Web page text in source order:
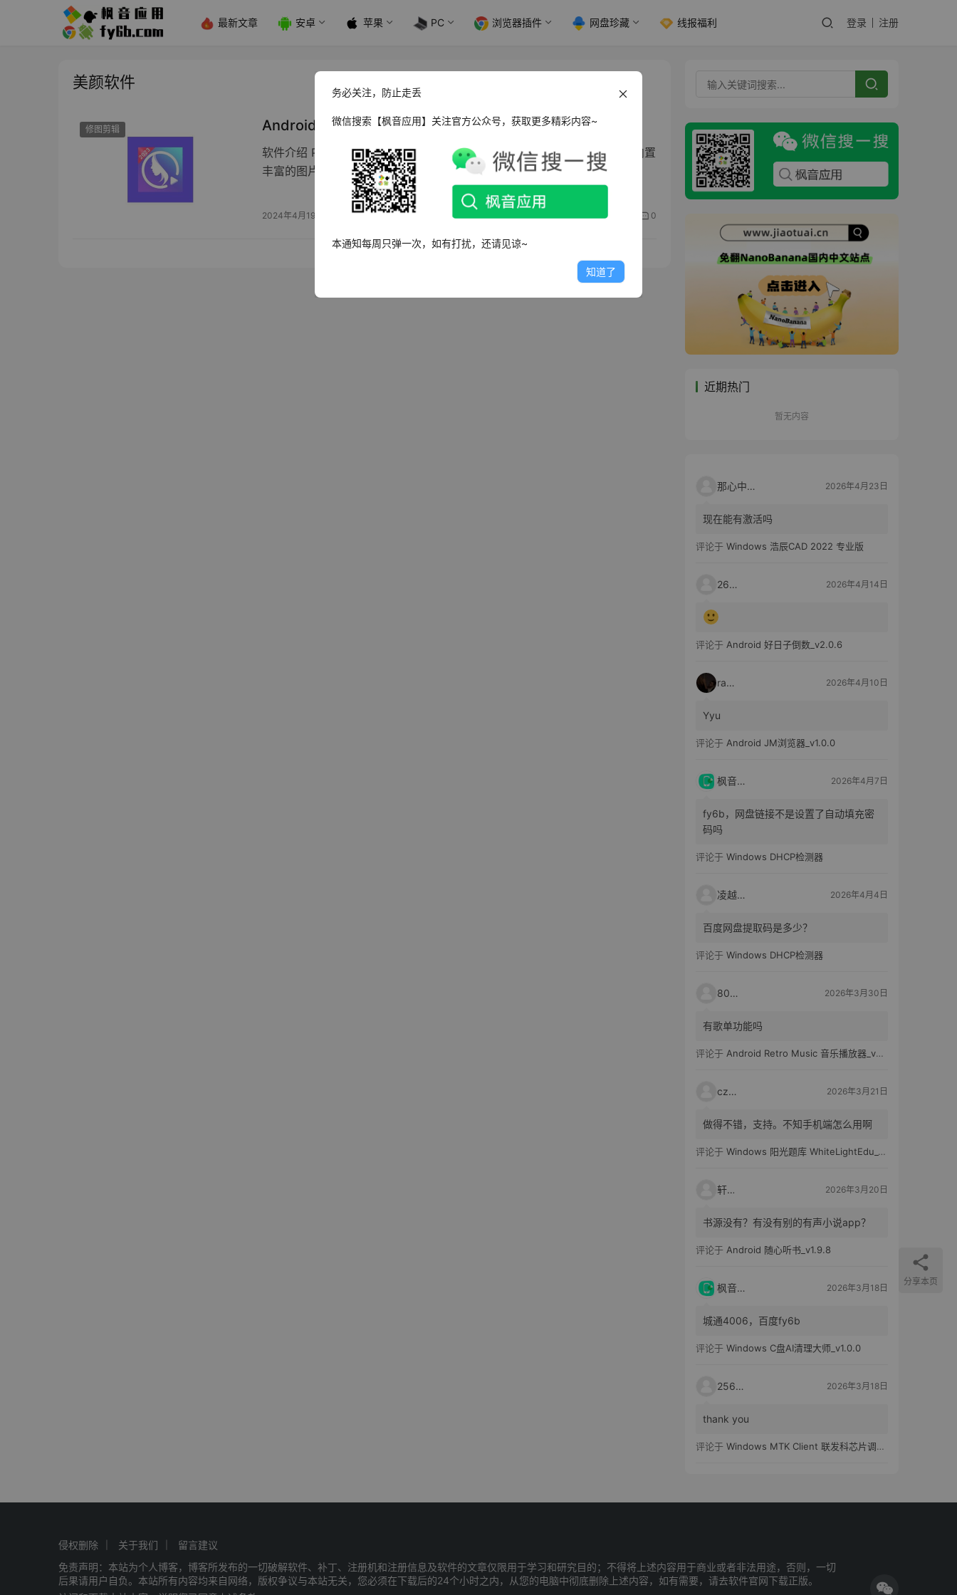
最新文章 安卓 苹果 PC 浏览器插件 网盘珍藏 线报福利 登录 注册
美颜软件
修图剪辑 Android PrettyUp 人像美化_v5.9.1 高级版
软件介绍 PrettyUp修图软件是一款功能非常强大且实用的人像美化软件，内置
丰富的图片美颜功能，可…
2024年4月19日 0
近期热门
暂无内容
那心中的话 2026年4月23日
现在能有激活吗
评论于 Windows 浩辰CAD 2022 专业版
2603 2026年4月14日
评论于 Android 好日子倒数_v2.0.6
raka 2026年4月10日
Yyu
评论于 Android JM浏览器_v1.0.0
枫音应用 2026年4月7日
fy6b，网盘链接不是设置了自动填充密
码吗
评论于 Windows DHCP检测器
凌越电子 2026年4月4日
百度网盘提取码是多少？
评论于 Windows DHCP检测器
80521 2026年3月30日
有歌单功能吗
评论于 Android Retro Music 音乐播放器_v6.6.0
czh7 2026年3月21日
做得不错，支持。不知手机端怎么用啊
评论于 Windows 阳光题库 WhiteLightEdu_v2.0.0
轩爸 2026年3月20日
书源没有？有没有别的有声小说app？
评论于 Android 随心听书_v1.9.8
枫音应用 2026年3月18日
城通4006，百度fy6b
评论于 Windows C盘AI清理大师_v1.0.0
25651 2026年3月18日
thank you
评论于 Windows MTK Client 联发科芯片调试工具_v2.01 汉化版
侵权删除 关于我们
留言建议
免责声明：本站为个人博客，博客所发布的一切破解软件、补丁、注册机和注册信息及软件的文章仅限用于学习和研究目的；不得将上述内容用于商业或者非法用途，否则，一切
后果请用户自负。本站所有内容均来自网络，版权争议与本站无关，您必须在下载后的24个小时之内，从您的电脑中彻底删除上述内容，如有需要，请去软件官网下载正版。
分享本页
务必关注，防止走丢
微信搜索【枫音应用】关注官方公众号，获取更多精彩内容~
本通知每周只弹一次，如有打扰，还请见谅~
知道了